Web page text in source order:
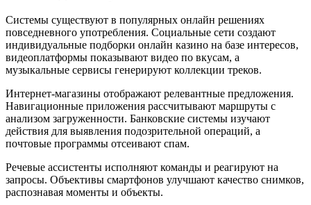
Системы существуют в популярных онлайн решениях
повседневного употребления. Социальные сети создают
индивидуальные подборки онлайн казино на базе интересов,
видеоплатформы показывают видео по вкусам, а
музыкальные сервисы генерируют коллекции треков.
Интернет-магазины отображают релевантные предложения.
Навигационные приложения рассчитывают маршруты с
анализом загруженности. Банковские системы изучают
действия для выявления подозрительной операций, а
почтовые программы отсеивают спам.
Речевые ассистенты исполняют команды и реагируют на
запросы. Объективы смартфонов улучшают качество снимков,
распознавая моменты и объекты.